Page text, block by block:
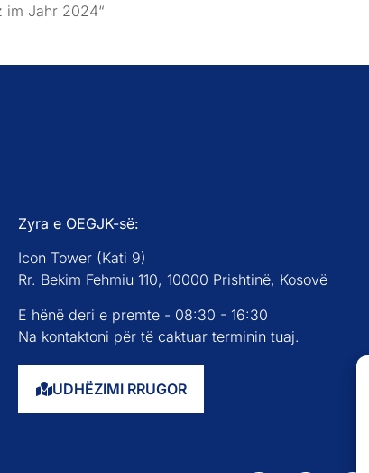
im Jahr 2024“
Zyra e OEGJK-së:
Icon Tower (Kati 9)
Rr. Bekim Fehmiu 110, 10000 Prishtinë, Kosovë
E hënë deri e premte - 08:30 - 16:30
Na kontaktoni për të caktuar terminin tuaj.
UDHËZIMI RRUGOR